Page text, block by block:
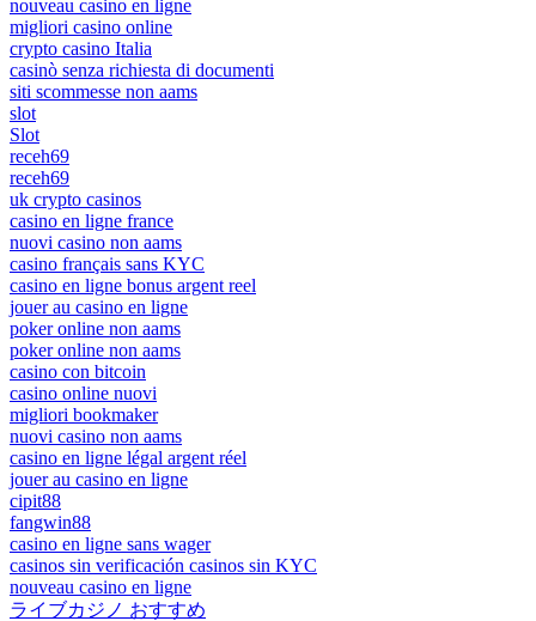
nouveau casino en ligne
migliori casino online
crypto casino Italia
casinò senza richiesta di documenti
siti scommesse non aams
slot
Slot
receh69
receh69
uk crypto casinos
casino en ligne france
nuovi casino non aams
casino français sans KYC
casino en ligne bonus argent reel
jouer au casino en ligne
poker online non aams
poker online non aams
casino con bitcoin
casino online nuovi
migliori bookmaker
nuovi casino non aams
casino en ligne légal argent réel
jouer au casino en ligne
cipit88
fangwin88
casino en ligne sans wager
casinos sin verificación casinos sin KYC
nouveau casino en ligne
ライブカジノ おすすめ